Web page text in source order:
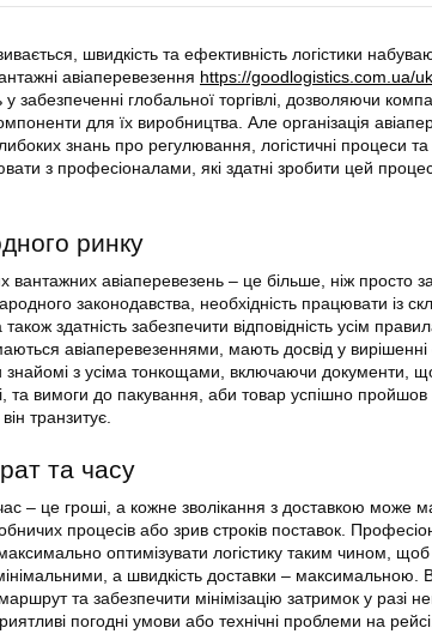
швидкість та ефективність логістики
авіаперевезення https://goodlogistics.com.ua/
у забезпеченні глобальної торгівлі, дозволяючи
для їх виробництва. Але організація
знань про регулювання, логістичні процеси та
з професіоналами, які здатні зробити цей
ринку
вантажних авіаперевезень – це більше, ніж просто
законодавства, необхідність працювати із
здатність забезпечити відповідність усім
авіаперевезеннями, мають досвід у вирішенні
знайомі з усіма тонкощами, включаючи документи,
та вимоги до пакування, аби товар успішно
транзитує.
та часу
– це гроші, а кожне зволікання з доставкою може
процесів або зрив строків поставок.
оптимізувати логістику таким чином,
а швидкість доставки – максимальною.
та забезпечити мінімізацію затримок у разі
погодні умови або технічні проблеми на рейсі.